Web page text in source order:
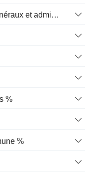
Marge après frais de vente, généraux et administratifs %
%
%